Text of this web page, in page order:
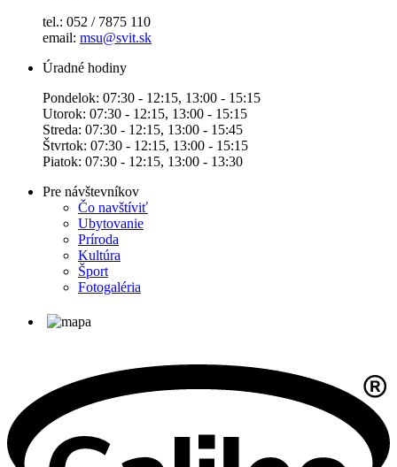
tel.: 052 / 7875 110
email: msu@svit.sk
Úradné hodiny
Pondelok: 07:30 - 12:15, 13:00 - 15:15
Utorok: 07:30 - 12:15, 13:00 - 15:15
Streda: 07:30 - 12:15, 13:00 - 15:45
Štvrtok: 07:30 - 12:15, 13:00 - 15:15
Piatok: 07:30 - 12:15, 13:00 - 13:30
Pre návštevníkov
Čo navštíviť
Ubytovanie
Príroda
Kultúra
Šport
Fotogaléria